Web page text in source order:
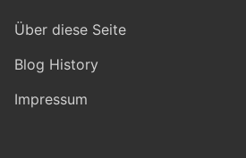
Über diese Seite
Blog History
Impressum